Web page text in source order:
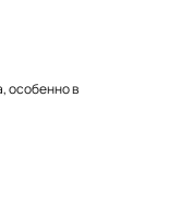
особенно в